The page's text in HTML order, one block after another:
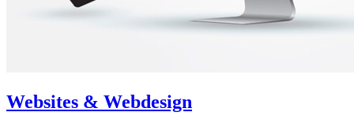
Websites & Webdesign